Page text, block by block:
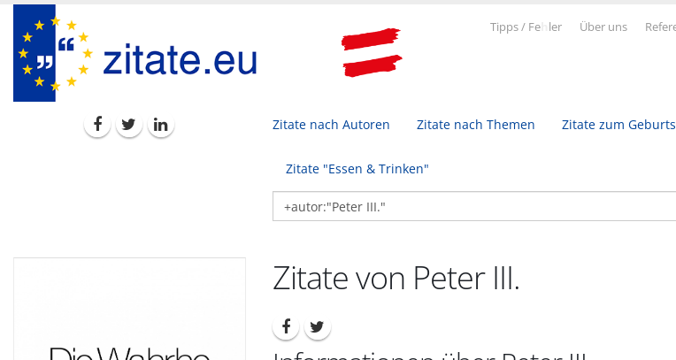
Tipps / Fe ler Über uns
Zitate nach Autoren Zitate nach Themen Zitate zum
Zitate "Essen & Trinken"
Zitate von Peter III.